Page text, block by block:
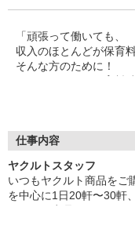
「頑張って働いても、
収入のほとんどが保育
そんな方のために！
一般の保育園に子ども
◆急なお休みにもスタ
など、働くママの多い
仕事×育児のお悩みを
仕事内容
ヤクルトスタッフ
いつもヤクルト商品をご
を中心に1日20軒〜30軒、
商品を通じてお客さま